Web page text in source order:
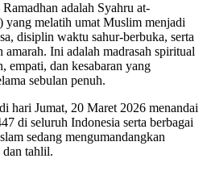
adalah Syahru at-
melatih umat Muslim menjadi
disiplin waktu sahur-berbuka, serta
amarah. Ini adalah madrasah spiritual
empati, dan kesabaran yang
sebulan penuh.
hari Jumat, 20 Maret 2026 menandai
di seluruh Indonesia serta berbagai
sedang mengumandangkan
tahlil.